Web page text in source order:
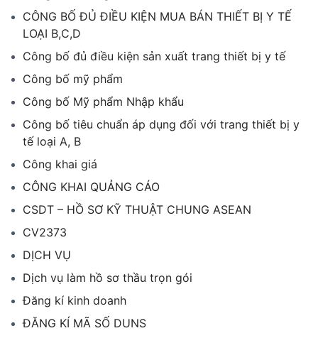
CÔNG BỐ ĐỦ ĐIỀU KIỆN MUA BÁN THIẾT BỊ Y TẾ
LOẠI B,C,D
Công bố đủ điều kiện sản xuất trang thiết bị y tế
Công bố mỹ phẩm
Công bố Mỹ phẩm Nhập khẩu
Công bố tiêu chuẩn áp dụng đối với trang thiết bị y
tế loại A, B
Công khai giá
CÔNG KHAI QUẢNG CÁO
CSDT – HỒ SƠ KỸ THUẬT CHUNG ASEAN
CV2373
DỊCH VỤ
Dịch vụ làm hồ sơ thầu trọn gói
Đăng kí kinh doanh
ĐĂNG KÍ MÃ SỐ DUNS